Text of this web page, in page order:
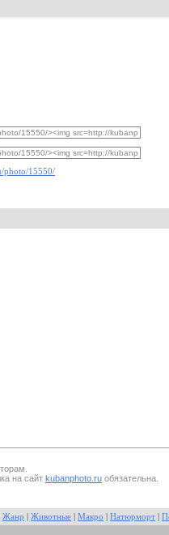
photo/15550/
на сайт kubanphoto.ru обязательна.
Жанр Животные Макро Натюрморт